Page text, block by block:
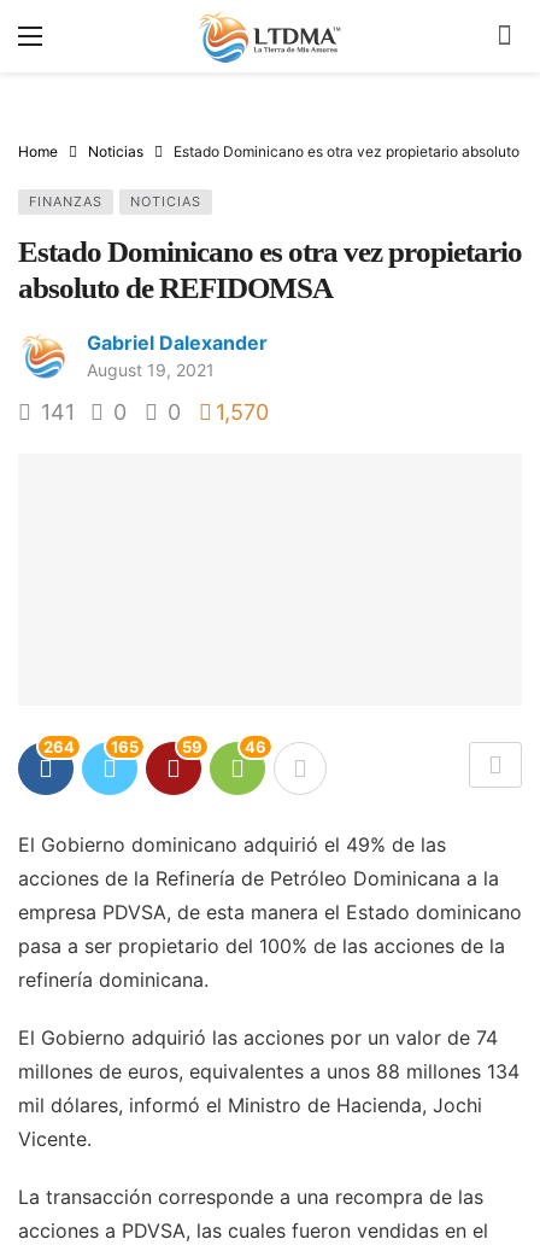
Home Noticias Estado Dominicano es otra vez propietario absoluto
FINANZAS NOTICIAS
Estado Dominicano es otra vez propietario
absoluto de REFIDOMSA
Gabriel Dalexander
August 19, 2021
141 0 0 1,570
264 165 59 46
El Gobierno dominicano adquirió el 49% de las
acciones de la Refinería de Petróleo Dominicana a la
empresa PDVSA, de esta manera el Estado dominicano
pasa a ser propietario del 100% de las acciones de la
refinería dominicana.
El Gobierno adquirió las acciones por un valor de 74
millones de euros, equivalentes a unos 88 millones 134
mil dólares, informó el Ministro de Hacienda, Jochi
Vicente.
La transacción corresponde a una recompra de las
acciones a PDVSA, las cuales fueron vendidas en el